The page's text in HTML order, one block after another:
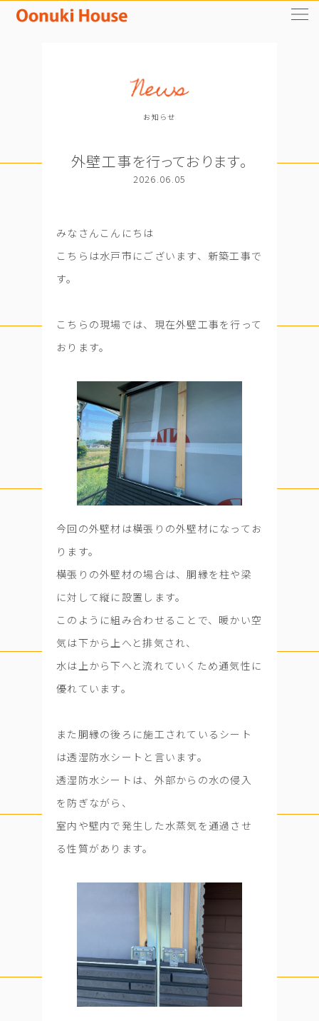
お知らせ
外壁工事を行っております。
2026.06.05
みなさんこんにちは
こちらは水戸市にございます、新築工事で
す。
こちらの現場では、現在外壁工事を行って
おります。
今回の外壁材は横張りの外壁材になってお
ります。
横張りの外壁材の場合は、胴縁を柱や梁
に対して縦に設置します。
このように組み合わせることで、暖かい空
気は下から上へと排気され、
水は上から下へと流れていくため通気性に
優れています。
また胴縁の後ろに施工されているシート
は透湿防水シートと言います。
透湿防水シートは、外部からの水の侵入
を防ぎながら、
室内や壁内で発生した水蒸気を通過させ
る性質があります。